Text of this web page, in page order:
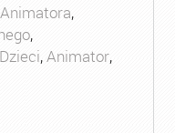
,
,
,Animator,